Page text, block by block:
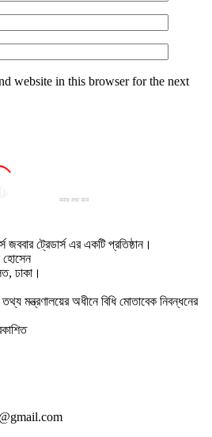
website in this browser for the next
জববার ট্রেডার্স এর একটি প্রতিষ্ঠান।
হোসেন
ঢাকা।
মন্ত্রণালয়ের অধীনে বিধি মোতাবেক নিবন্ধনের